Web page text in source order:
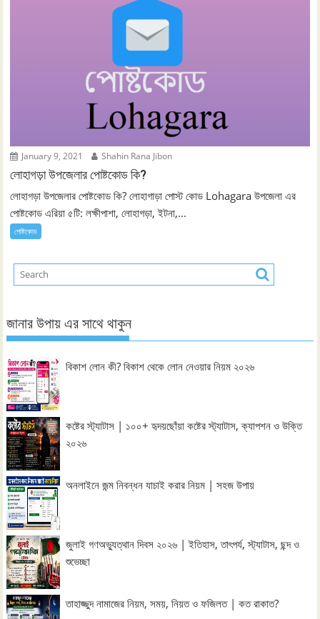
January 9, 2021 Shahin Rana Jibon
লোহাগড়া উপজেলার পোষ্টকোড কি?
লোহাগড়া উপজেলার পোষ্টকোড কি? লোহাগাড়া পোস্ট কোড Lohagara উপজেলা এর
পোষ্টকোড এরিয়া ৫টি: লক্ষীপাশা, লোহাগড়া, ইটনা,...
পোষ্টকোড
জানার উপায় এর সাথে থাকুন
বিকাশ লোন কী? বিকাশ থেকে লোন নেওয়ার নিয়ম ২০২৬
কষ্টের স্ট্যাটাস | ১০০+ হৃদয়ছোঁয়া কষ্টের স্ট্যাটাস, ক্যাপশন ও উক্তি
২০২৬
অনলাইনে জন্ম নিবন্ধন যাচাই করার নিয়ম | সহজ উপায়
জুলাই গণঅভ্যুত্থান দিবস ২০২৬ | ইতিহাস, তাৎপর্য, স্ট্যাটাস, ছন্দ ও
শুভেচ্ছা
তাহাজ্জুদ নামাজের নিয়ম, সময়, নিয়ত ও ফজিলত | কত রাকাত?